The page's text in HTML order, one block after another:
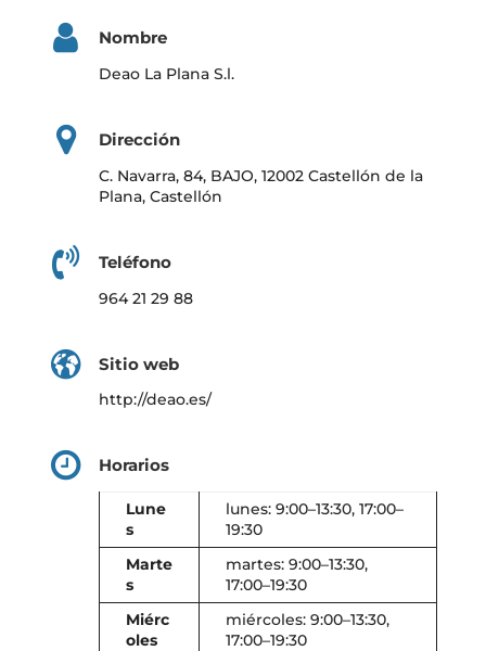
Nombre
Deao La Plana S.l.
Dirección
C. Navarra, 84, BAJO, 12002 Castellón de la
Plana, Castellón
Teléfono
964 21 29 88
Sitio web
http://deao.es/
Horarios
Lune
s
lunes: 9:00–13:30, 17:00–
19:30
Marte
s
martes: 9:00–13:30,
17:00–19:30
Miérc
oles
miércoles: 9:00–13:30,
17:00–19:30